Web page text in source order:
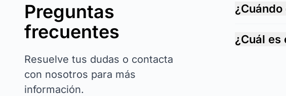
Preguntas
frecuentes
Resuelve tus dudas o contacta
con nosotros para más
información.
¿Cuál es